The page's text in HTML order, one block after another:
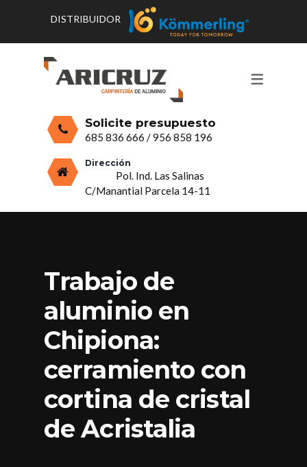
PRODUCTOS
PUERTAS, VENTANAS Y
CERRAMIENTOS, PORCHES Y TECHOS
ALUMINIO
CONTACTO Y HORARIOS
PRESUPUESTO
DISTRIBUIDOR
Solicite presupuesto
685 836 666 /956 858 196
Dirección
Pol. Ind. Las Salinas
C/Manantial Parcela 14-11
Trabajo de
aluminio en
Chipiona:
cerramiento con
cortina de cristal
de Acristalia